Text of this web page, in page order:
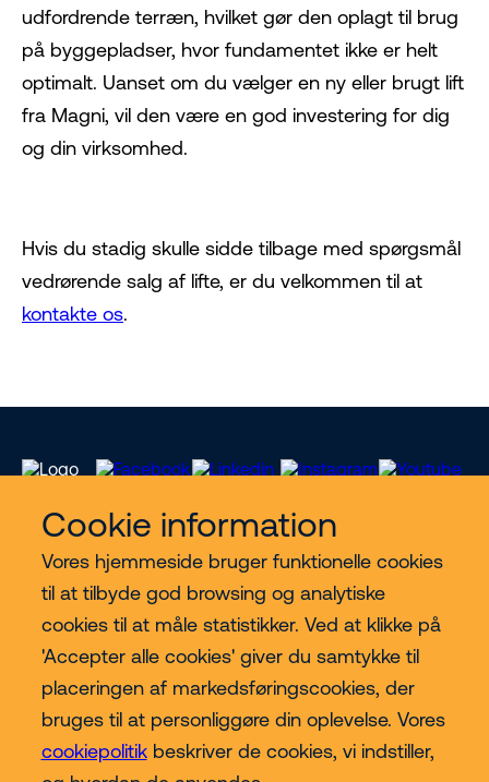
Cookie information
Vores hjemmeside bruger funktionelle cookies
til at tilbyde god browsing og analytiske
cookies til at måle statistikker. Ved at klikke på
'Accepter alle cookies' giver du samtykke til
placeringen af markedsføringscookies, der
bruges til at personliggøre din oplevelse. Vores
cookiepolitikbeskriver de cookies, vi indstiller,
udfordrende terræn, hvilket gør den oplagt til brug
på byggepladser, hvor fundamentet ikke er helt
optimalt. Uanset om du vælger en ny eller brugt lift
fra Magni, vil den være en god investering for dig
og din virksomhed.
Hvis du stadig skulle sidde tilbage med spørgsmål
vedrørende salg af lifte, er du velkommen til at
kontakte os.
Vores services
Lift kategorier
Contact